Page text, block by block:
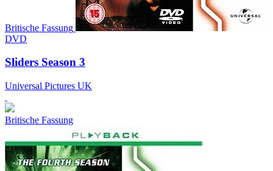
Britische Fassung
DVD
Sliders Season 3
Universal Pictures UK
Britische Fassung